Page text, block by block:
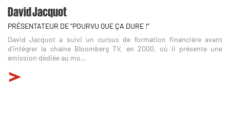
David Jacquot
PRÉSENTATEUR DE "POURVU QUE ÇA DURE !"
David Jacquot a suivi un cursus de formation financière avant
d’intégrer la chaîne Bloomberg TV, en 2000, où il présente une
émission dédiée au mo...